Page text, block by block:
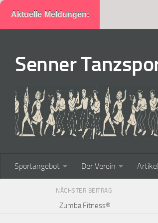
Aktuelle Meldungen:
Senner
Sportangebot Der Verein Artikel
NÄCHSTER BEITRAG
Zumba Fitness®